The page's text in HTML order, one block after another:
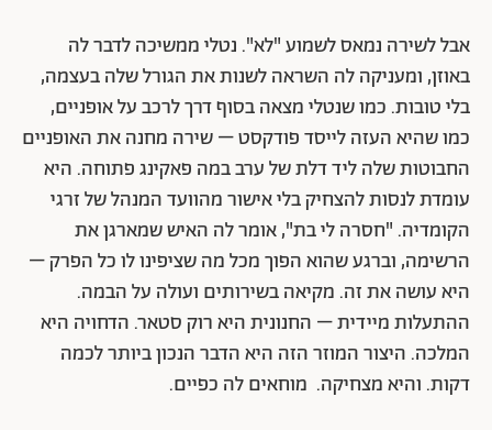
אבל לשירה נמאס לשמוע "לא". נטלי ממשיכה לדבר לה
באוזן, ומעניקה לה השראה לשנות את הגורל שלה בעצמה,
בלי טובות. כמו שנטלי מצאה בסוף דרך לרכב על אופניים,
כמו שהיא העזה לייסד פודקסט – שירה מחנה את האופניים
החבוטות שלה ליד דלת של ערב במה פאקינג פתוחה. היא
עומדת לנסות להצחיק בלי אישור מהוועד המנהל של זרגי
הקומדיה. "חסרה לי בת", אומר לה האיש שמארגן את
הרשימה, וברגע שהוא הפוך מכל מה שציפינו לו כל הפרק –
היא עושה את זה. מקיאה בשירותים ועולה על הבמה.
ההתעלות מיידית – החנונית היא רוק סטאר. הדחויה היא
המלכה. היצור המוזר הזה היא הדבר הנכון ביותר לכמה
דקות. והיא מצחיקה. מוחאים לה כפיים.